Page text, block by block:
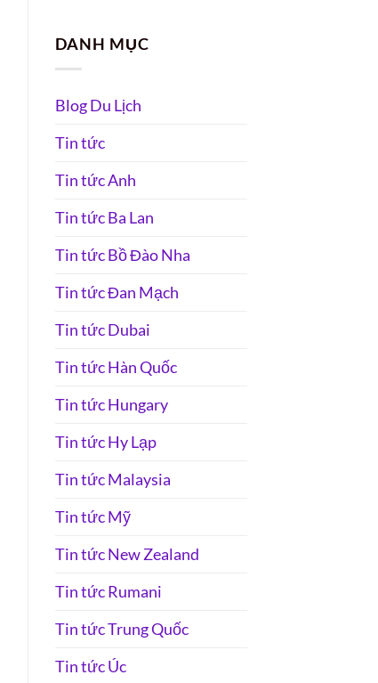
DANH MỤC
Blog Du Lịch
Tin tức
Tin tức Anh
Tin tức Ba Lan
Tin tức Bồ Đào Nha
Tin tức Đan Mạch
Tin tức Dubai
Tin tức Hàn Quốc
Tin tức Hungary
Tin tức Hy Lạp
Tin tức Malaysia
Tin tức Mỹ
Tin tức New Zealand
Tin tức Rumani
Tin tức Trung Quốc
Tin tức Úc